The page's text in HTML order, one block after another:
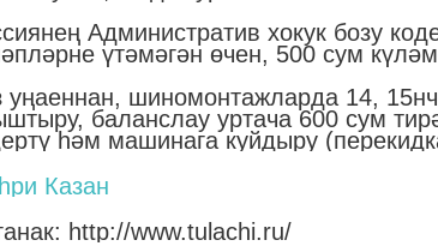
Административ хокук бозу
үтәмәгән өчен, 500 сум
уңаеннан, шиномонтажларда 14,
баланслау уртача 600 сум
һәм машинага куйдыру
Казан
http://www.tulachi.ru/